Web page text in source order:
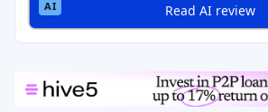
Read AI review